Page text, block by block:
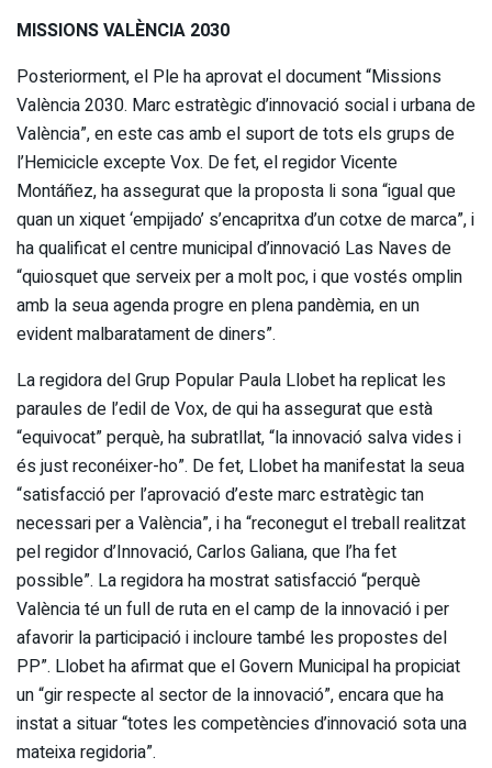
MISSIONS VALÈNCIA 2030
Posteriorment, el Ple ha aprovat el document “Missions
València 2030. Marc estratègic d’innovació social i urbana de
València”, en este cas amb el suport de tots els grups de
l’Hemicicle excepte Vox. De fet, el regidor Vicente
Montáñez, ha assegurat que la proposta li sona “igual que
quan un xiquet ‘empijado’ s’encapritxa d’un cotxe de marca”, i
ha qualificat el centre municipal d’innovació Las Naves de
“quiosquet que serveix per a molt poc, i que vostés omplin
amb la seua agenda progre en plena pandèmia, en un
evident malbaratament de diners”.
La regidora del Grup Popular Paula Llobet ha replicat les
paraules de l’edil de Vox, de qui ha assegurat que està
“equivocat” perquè, ha subratllat, “la innovació salva vides i
és just reconéixer-ho”. De fet, Llobet ha manifestat la seua
“satisfacció per l’aprovació d’este marc estratègic tan
necessari per a València”, i ha “reconegut el treball realitzat
pel regidor d’Innovació, Carlos Galiana, que l’ha fet
possible”. La regidora ha mostrat satisfacció “perquè
València té un full de ruta en el camp de la innovació i per
afavorir la participació i incloure també les propostes del
PP”. Llobet ha afirmat que el Govern Municipal ha propiciat
un “gir respecte al sector de la innovació”, encara que ha
instat a situar “totes les competències d’innovació sota una
mateixa regidoria”.